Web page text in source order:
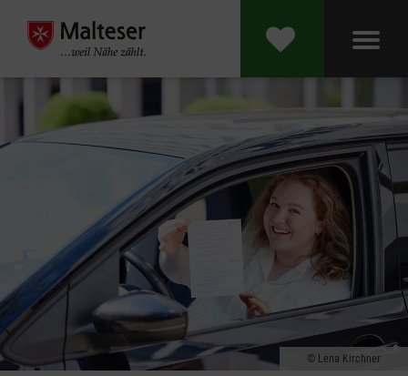
Lena Kirchner